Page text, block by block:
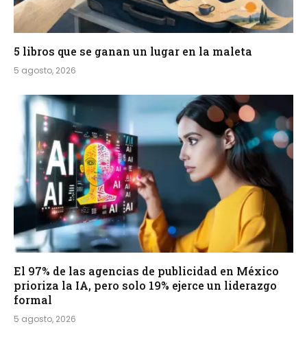
5 libros que se ganan un lugar en la maleta
5 agosto, 2026
El 97% de las agencias de publicidad en México
prioriza la IA, pero solo 19% ejerce un liderazgo
formal
5 agosto, 2026